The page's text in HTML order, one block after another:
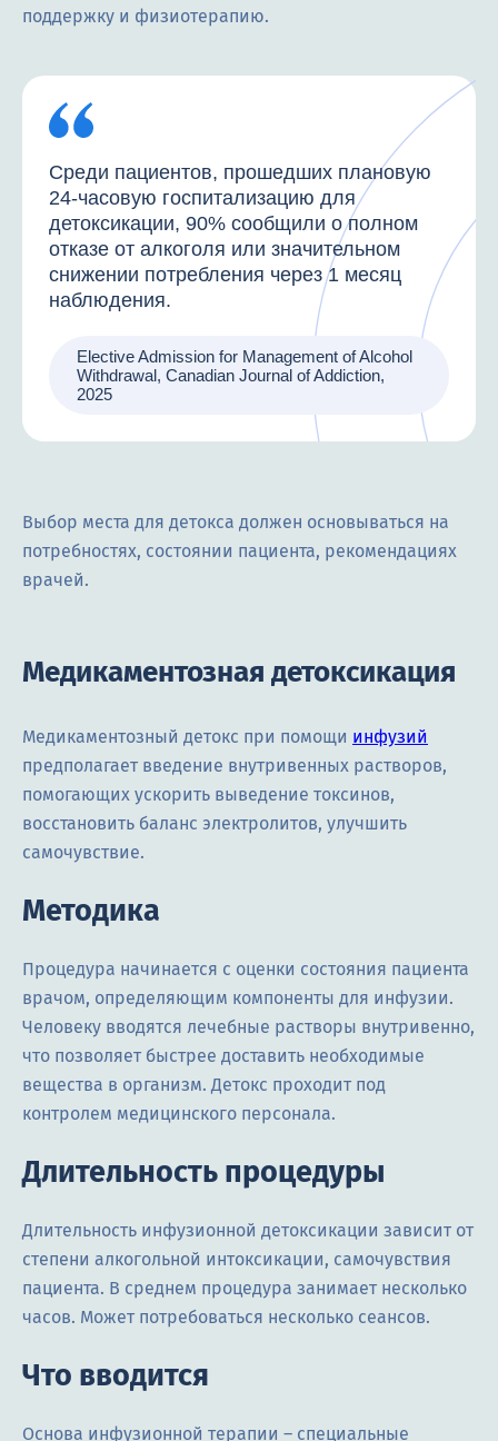
поддержку и физиотерапию.
Среди пациентов, прошедших плановую
24-часовую госпитализацию для
детоксикации, 90% сообщили о полном
отказе от алкоголя или значительном
снижении потребления через 1 месяц
наблюдения.
Elective Admission for Management of Alcohol
Withdrawal, Canadian Journal of Addiction,
2025
Выбор места для детокса должен основываться на
потребностях, состоянии пациента, рекомендациях
врачей.
Медикаментозная детоксикация
Медикаментозный детокс при помощи инфузий
предполагает введение внутривенных растворов,
помогающих ускорить выведение токсинов,
восстановить баланс электролитов, улучшить
самочувствие.
Методика
Процедура начинается с оценки состояния пациента
врачом, определяющим компоненты для инфузии.
Человеку вводятся лечебные растворы внутривенно,
что позволяет быстрее доставить необходимые
вещества в организм. Детокс проходит под
контролем медицинского персонала.
Длительность процедуры
Длительность инфузионной детоксикации зависит от
степени алкогольной интоксикации, самочувствия
пациента. В среднем процедура занимает несколько
часов. Может потребоваться несколько сеансов.
Что вводится
Основа инфузионной терапии ― специальные